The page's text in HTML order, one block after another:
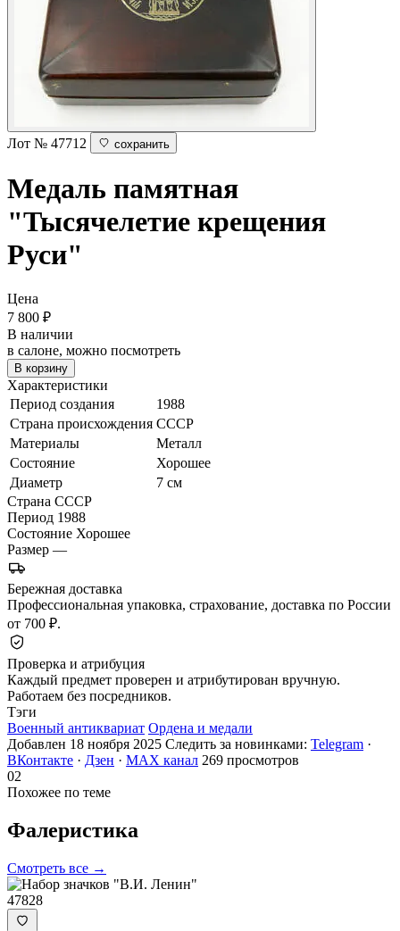
Лот № 47712 сохранить
Медаль памятная
"Тысячелетие крещения
Руси"
Цена
7 800 ₽
В наличии
в салоне, можно посмотреть
В корзину
Характеристики
Период создания
1988
Страна происхождения СССР
Материалы
Металл
Состояние
Хорошее
Диаметр
7 см
Страна СССР
Период 1988
Состояние Хорошее
Размер —
Бережная доставка
Профессиональная упаковка, страхование, доставка по России
от 700 ₽.
Проверка и атрибуция
Каждый предмет проверен и атрибутирован вручную.
Работаем без посредников.
Тэги
Военный антиквариат Ордена и медали
Добавлен 18 ноября 2025 Следить за новинками: Telegram ·
ВКонтакте · Дзен · MAX канал 269 просмотров
02
Похожее по теме
Фалеристика
Смотреть все →
47828